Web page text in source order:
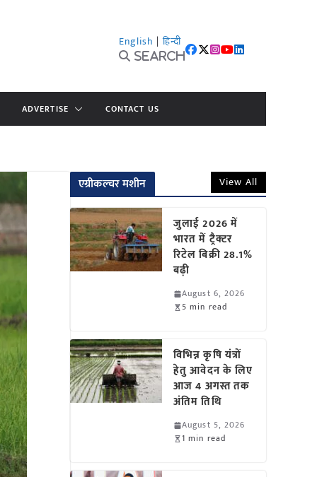
English | हिन्दी
Search
ADVERTISE CONTACT US
एग्रीकल्चर मशीन View All
जुलाई 2026 में
भारत में ट्रैक्टर
रिटेल बिक्री 28.1%
बढ़ी
August 6, 2026
5 min read
विभिन्न कृषि यंत्रों
हेतु आवेदन के लिए
आज 4 अगस्त तक
अंतिम तिथि
August 5, 2026
1 min read